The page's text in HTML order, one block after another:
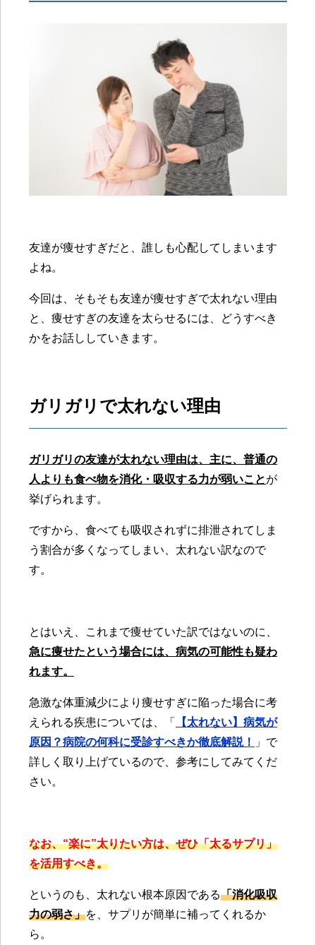
友達が痩せすぎだと、誰しも心配してしまいます
よね。
今回は、そもそも友達が痩せすぎで太れない理由
と、痩せすぎの友達を太らせるには、どうすべき
かをお話ししていきます。
ガリガリで太れない理由
ガリガリの友達が太れない理由は、主に、普通の
人よりも食べ物を消化・吸収する力が弱いことが
挙げられます。
ですから、食べても吸収されずに排泄されてしま
う割合が多くなってしまい、太れない訳なので
す。
とはいえ、これまで痩せていた訳ではないのに、
急に痩せたという場合には、病気の可能性も疑わ
れます。
急激な体重減少により痩せすぎに陥った場合に考
えられる疾患については、「
【太れない】病気が
原因？病院の何科に受診すべきか徹底解説！
」で
詳しく取り上げているので、参考にしてみてくだ
さい。
なお、“楽に”太りたい方は、ぜひ「太るサプリ」
を活用すべき。
というのも、太れない根本原因である「消化吸収
力の弱さ」を、サプリが簡単に補ってくれるか
ら。